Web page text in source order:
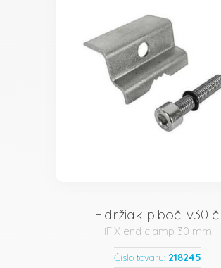
F.držiak p.boč. v30 či
iFIX end clamp 30 mm
Číslo tovaru: 218245